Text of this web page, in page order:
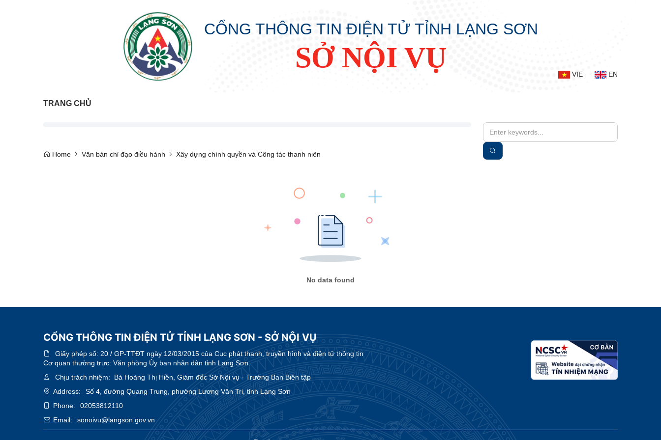
CỔNG THÔNG TIN ĐIỆN TỬ TỈNH LẠNG SƠN
SỞ NỘI VỤ
VIE EN
TRANG CHỦ
Home Văn bản chỉ đạo điều hành Xây dựng chính quyền và Công tác thanh niên
No data found
CỔNG THÔNG TIN ĐIỆN TỬ TỈNH LẠNG SƠN - SỞ NỘI VỤ
Giấy phép số: 20 / GP-TTĐT ngày 12/03/2015 của Cục phát thanh, truyền hình và điện tử thông tin
Cơ quan thường trực: Văn phòng Ủy ban nhân dân tỉnh Lạng Sơn.
Chịu trách nhiệm: Bà Hoàng Thị Hiền, Giám đốc Sở Nội vụ - Trưởng Ban Biên tập
Address:
Số 4, đường Quang Trung, phường Lương Văn Tri, tỉnh Lạng Sơn
Phone:
02053812110
Email:
sonoivu@langson.gov.vn